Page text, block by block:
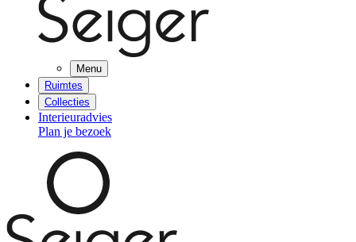
Menu
Ruimtes
Collecties
Interieuradvies
Plan je bezoek